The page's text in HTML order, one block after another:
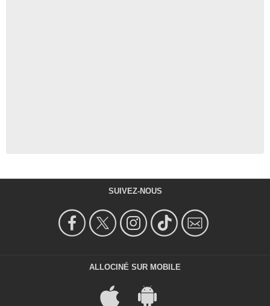
SUIVEZ-NOUS
ALLOCINÉ SUR MOBILE